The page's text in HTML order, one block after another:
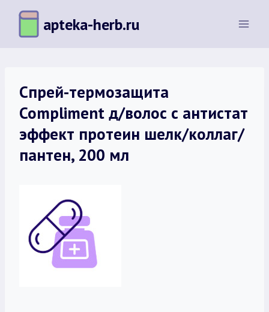
Перейти
содержимому
apteka-herb.ru
Спрей-термозащита
Compliment д/волос с антистат
эффект протеин шелк/коллаг/
пантен, 200 мл